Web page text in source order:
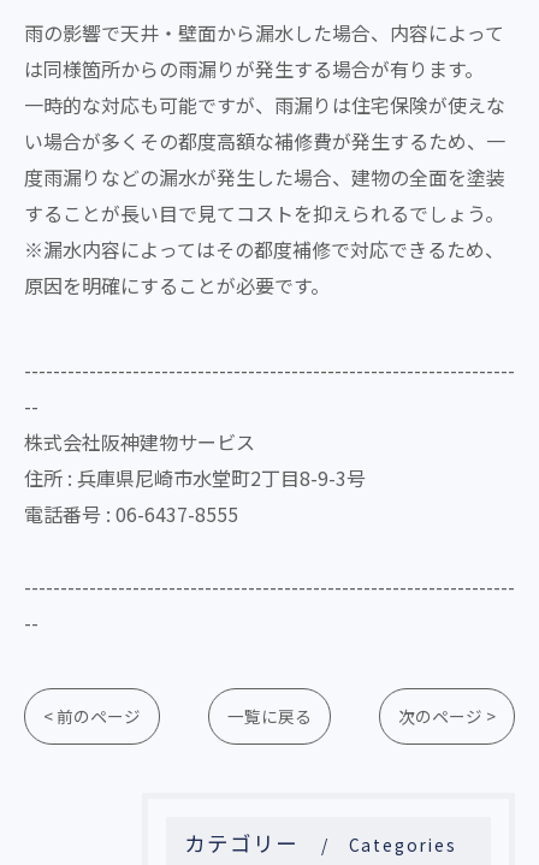
雨の影響で天井・壁面から漏水した場合、内容によって
は同様箇所からの雨漏りが発生する場合が有ります。
一時的な対応も可能ですが、雨漏りは住宅保険が使えな
い場合が多くその都度高額な補修費が発生するため、一
度雨漏りなどの漏水が発生した場合、建物の全面を塗装
することが長い目で見てコストを抑えられるでしょう。
※漏水内容によってはその都度補修で対応できるため、
原因を明確にすることが必要です。
--------------------------------------------------------------------
--
株式会社阪神建物サービス
住所 : 兵庫県尼崎市水堂町2丁目8-9-3号
電話番号 : 06-6437-8555
--------------------------------------------------------------------
--
< 前のページ 一覧に戻る 次のページ >
カテゴリー Categories